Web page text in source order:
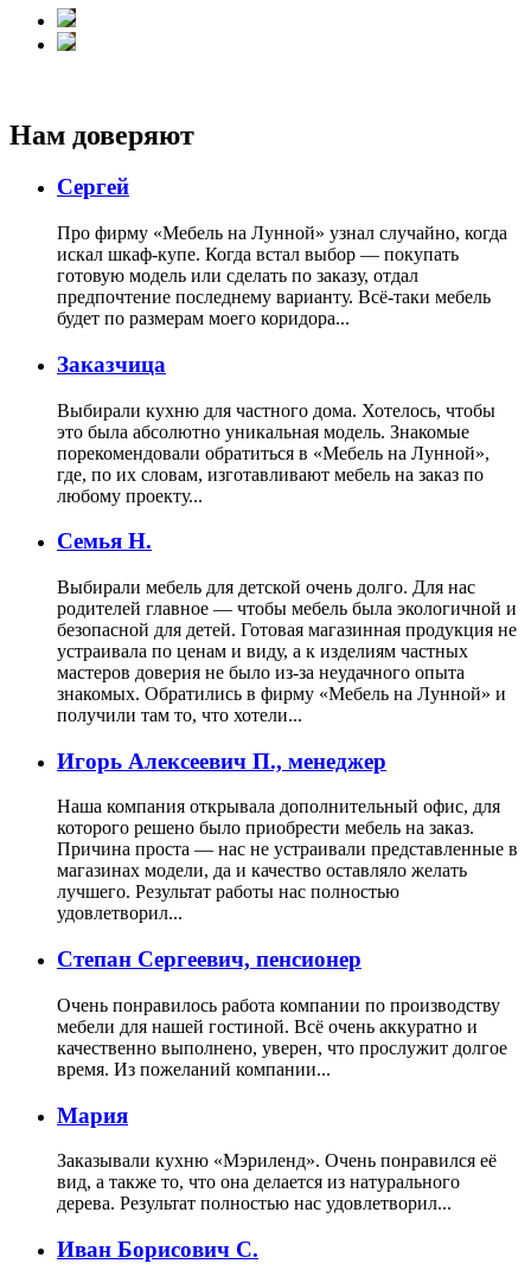
Нам доверяют
Сергей
Про фирму «Мебель на Лунной» узнал случайно, когда
искал шкаф-купе. Когда встал выбор — покупать
готовую модель или сделать по заказу, отдал
предпочтение последнему варианту. Всё-таки мебель
будет по размерам моего коридора...
Заказчица
Выбирали кухню для частного дома. Хотелось, чтобы
это была абсолютно уникальная модель. Знакомые
порекомендовали обратиться в «Мебель на Лунной»,
где, по их словам, изготавливают мебель на заказ по
любому проекту...
Семья Н.
Выбирали мебель для детской очень долго. Для нас
родителей главное — чтобы мебель была экологичной и
безопасной для детей. Готовая магазинная продукция не
устраивала по ценам и виду, а к изделиям частных
мастеров доверия не было из-за неудачного опыта
знакомых. Обратились в фирму «Мебель на Лунной» и
получили там то, что хотели...
Игорь Алексеевич П., менеджер
Наша компания открывала дополнительный офис, для
которого решено было приобрести мебель на заказ.
Причина проста — нас не устраивали представленные в
магазинах модели, да и качество оставляло желать
лучшего. Результат работы нас полностью
удовлетворил...
Степан Сергеевич, пенсионер
Очень понравилось работа компании по производству
мебели для нашей гостиной. Всё очень аккуратно и
качественно выполнено, уверен, что прослужит долгое
время. Из пожеланий компании...
Мария
Заказывали кухню «Мэриленд». Очень понравился её
вид, а также то, что она делается из натурального
дерева. Результат полностью нас удовлетворил...
Иван Борисович С.